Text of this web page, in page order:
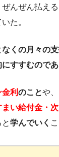
ぜんぜん払え
た。
なくの月々の
すすむので
利のことや、
い給付金・
学んでいく